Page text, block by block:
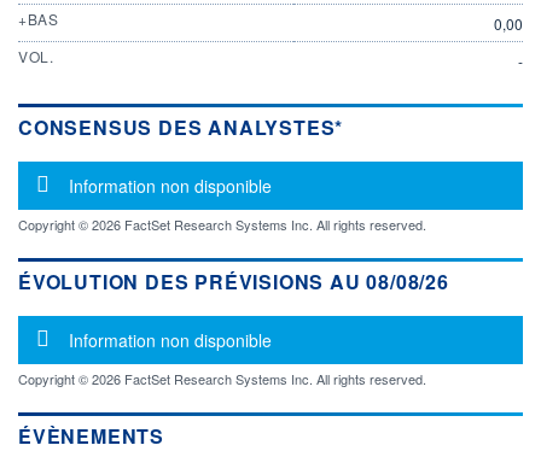
+BAS
0,00
VOL.
-
CONSENSUS DES ANALYSTES*
Message d'information
Information non disponible
Copyright © 2026 FactSet Research Systems Inc. All rights reserved.
ÉVOLUTION DES PRÉVISIONS AU 08/08/26
Message d'information
Information non disponible
Copyright © 2026 FactSet Research Systems Inc. All rights reserved.
ÉVÈNEMENTS